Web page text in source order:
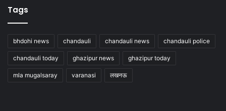
Tags
bhdohi news chandauli chandauli news chandauli police
chandauli today ghazipur news ghazipur today
mla mugalsaray varanasi लखनऊ